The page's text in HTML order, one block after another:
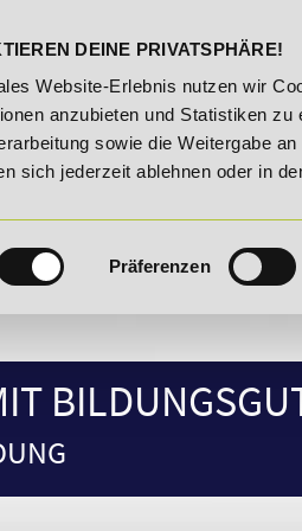
DEINE PRIVATSPHÄRE!
Website-Erlebnis nutzen wir
anzubieten und Statistiken zu
sowie die Weitergabe
sich jederzeit ablehnen oder in
Präferenzen
20% Rabatt bis